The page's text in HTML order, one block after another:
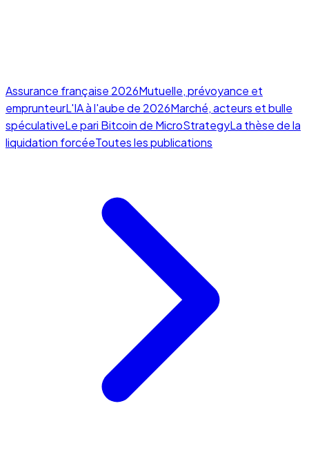
Assurance française 2026Mutuelle, prévoyance et
emprunteurL'IA à l'aube de 2026Marché, acteurs et bulle
spéculativeLe pari Bitcoin de MicroStrategyLa thèse de la
liquidation forcéeToutes les publications